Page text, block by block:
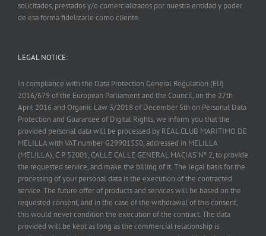
solicitados, prestados y/o comercializados por nuestra entidad y poder
de esa forma fidelizarle como cliente.
LEGAL NOTICE:
In compliance with the Data Protection General Regulation (EU)
2016/679 of the European Parliament and the Council, on the 27th
April 2016 and Organic Law 3/2018 of December 5th on Personal Data
Protection and Guarantee of Digital Rights, we inform you that the
provided personal data will be processed by REAL CLUB MARITIMO DE
MELILLA with VAT number G29901550, addressed in MELILLA
(MELILLA), C.P. 52001, CALLE CALLE GENERAL MACIAS Nº 2, to provide
the requested service, and make the billing of it. The legal basis for the
processing of your personal data is the execution of the contracted
service. The future offer of products and services will be based on the
requested consent, and in the case of the withdrawal of this consent,
this would never condition the execution of the contract. The data
provided will be kept as long as the commercial relationship is